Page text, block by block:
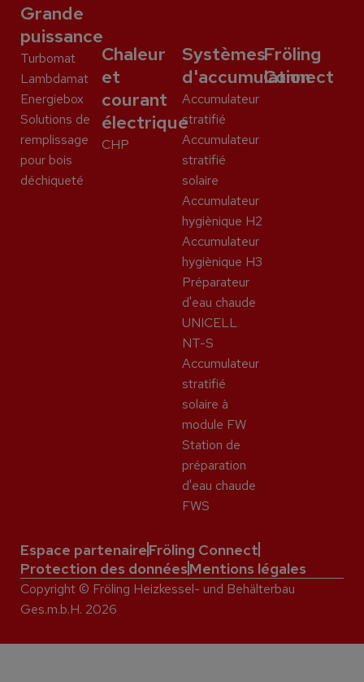
Grande
puissance
Turbomat
Lambdamat
Energiebox
Solutions de
remplissage
pour bois
déchiqueté
Chaleur
et
courant
électrique
CHP
Systèmes
d'accumulation
Accumulateur
stratifié
Accumulateur
stratifié
solaire
Accumulateur
hygiènique H2
Accumulateur
hygiènique H3
Préparateur
d'eau chaude
UNICELL
NT-S
Accumulateur
stratifié
solaire à
module FW
Station de
préparation
d'eau chaude
FWS
Fröling
Connect
Espace partenaireFröling Connect
Protection des donnéesMentions légales
Copyright © Fröling Heizkessel- und Behälterbau
Ges.m.b.H. 2026